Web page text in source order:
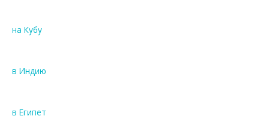
на Кубу
в Индию
в Египет